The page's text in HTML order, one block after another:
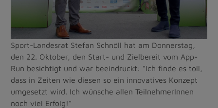
Sport-Landesrat Stefan Schnöll hat am Donnerstag,
den 22. Oktober, den Start- und Zielbereit vom App-
Run besichtigt und war beeindruckt: "Ich finde es toll,
dass in Zeiten wie diesen so ein innovatives Konzept
umgesetzt wird. Ich wünsche allen TeilnehmerInnen
noch viel Erfolg!"